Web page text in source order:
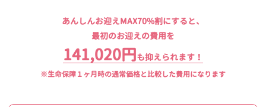
あんしんお迎えMAX70%割にすると、
最初のお迎えの費用を
141,020円も抑えられます！
※生命保障１ヶ月時の通常価格と比較した費用になります